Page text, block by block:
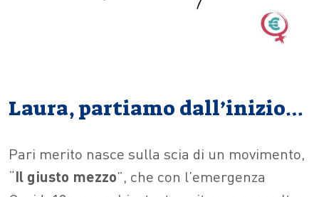
Laura, partiamo dall’inizio…
Pari merito nasce sulla scia di un movimento,
“Il giusto mezzo”, che con l’emergenza